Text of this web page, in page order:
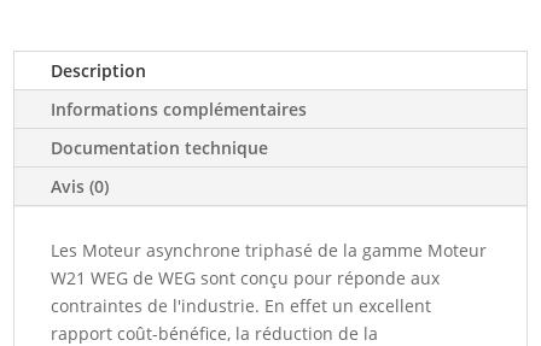
IE3
11
kW
3000tr/min
B3T
230/400V
Description
Informations complémentaires
Documentation technique
Avis (0)
Les Moteur asynchrone triphasé de la gamme Moteur
W21 WEG de WEG sont conçu pour réponde aux
contraintes de l'industrie. En effet un excellent
rapport coût-bénéfice, la réduction de la